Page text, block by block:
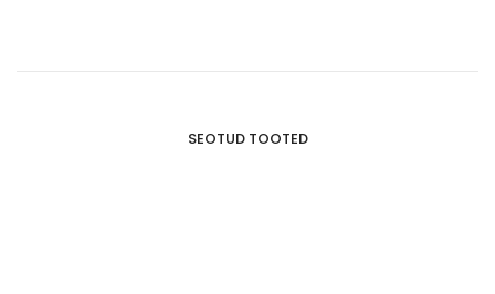
SEOTUD TOOTED